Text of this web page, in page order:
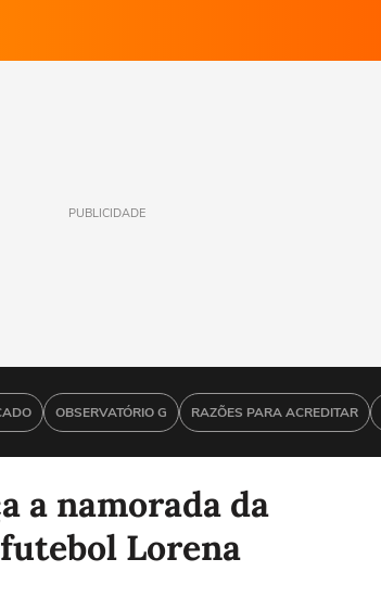
PUBLICIDADE
OBSERVATÓRIO G RAZÕES PARA ACREDITAR
a namorada da
Lorena